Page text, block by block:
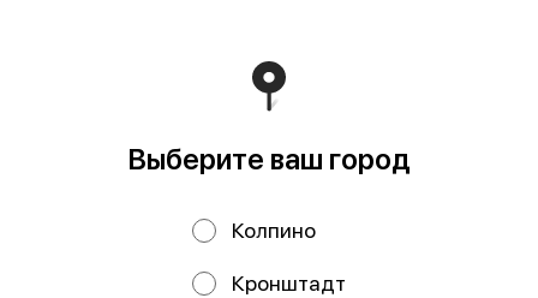
Работает на эффективном ядре
Политика конфиденциальности
Выберите ваш город
Колпино
Кронштадт